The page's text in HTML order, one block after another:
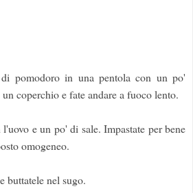
di pomodoro in una pentola con un po'
coperchio e fate andare a fuoco lento.
e un po' di sale. Impastate per bene
omogeneo.
buttatele nel sugo.